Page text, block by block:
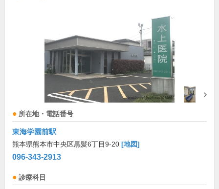
所在地・電話番号
東海学園前駅
熊本県熊本市中央区黒髪6丁目9-20 [地図]
096-343-2913
診療科目